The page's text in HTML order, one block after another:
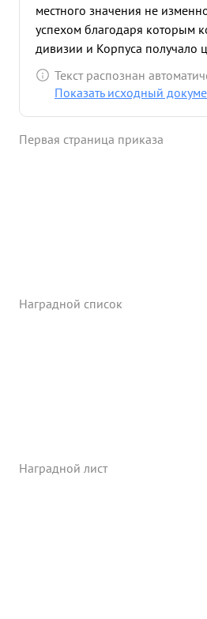
местного значения не
успехом благодаря которым
дивизии и Корпуса получало
противнике В течение июля и
разведчими тов. МАНДРЫКИНА
оборону полка заканчивались
населенных пунктов нанеся
офицеров пр отивника взято
КРАСНОЕ ЗНАМЯ за мужество
Текст распознан
Показать исходный
Первая страница приказа
Наградной список
Наградной лист